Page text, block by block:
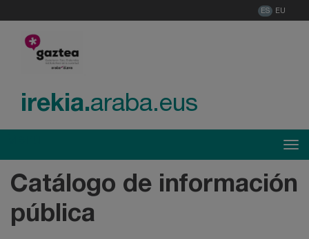
ES EU
irekia.araba.eus
Catálogo de información
pública